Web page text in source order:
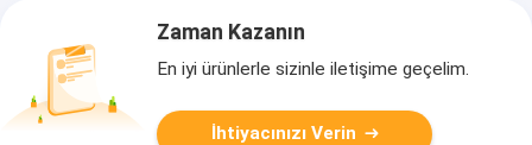
Zaman Kazanın
En iyi ürünlerle sizinle iletişime geçelim.
İhtiyacınızı Verin